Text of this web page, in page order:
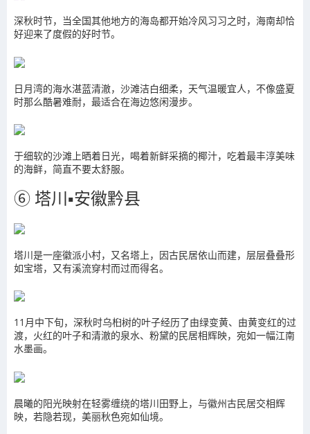
深秋时节，当全国其他地方的海岛都开始冷风习习之时，海南却恰
好迎来了度假的好时节。
日月湾的海水湛蓝清澈，沙滩洁白细柔，天气温暖宜人，不像盛夏
时那么酷暑难耐，最适合在海边悠闲漫步。
于细软的沙滩上晒着日光，喝着新鲜采摘的椰汁，吃着最丰淳美味
的海鲜，简直不要太舒服。
⑥ 塔川▪安徽黔县
塔川是一座徽派小村，又名塔上，因古民居依山而建，层层叠叠形
如宝塔，又有溪流穿村而过而得名。
11月中下旬，深秋时乌桕树的叶子经历了由绿变黄、由黄变红的过
渡，火红的叶子和清澈的泉水、粉黛的民居相辉映，宛如一幅江南
水墨画。
晨曦的阳光映射在轻雾缠绕的塔川田野上，与徽州古民居交相辉
映，若隐若现，美丽秋色宛如仙境。